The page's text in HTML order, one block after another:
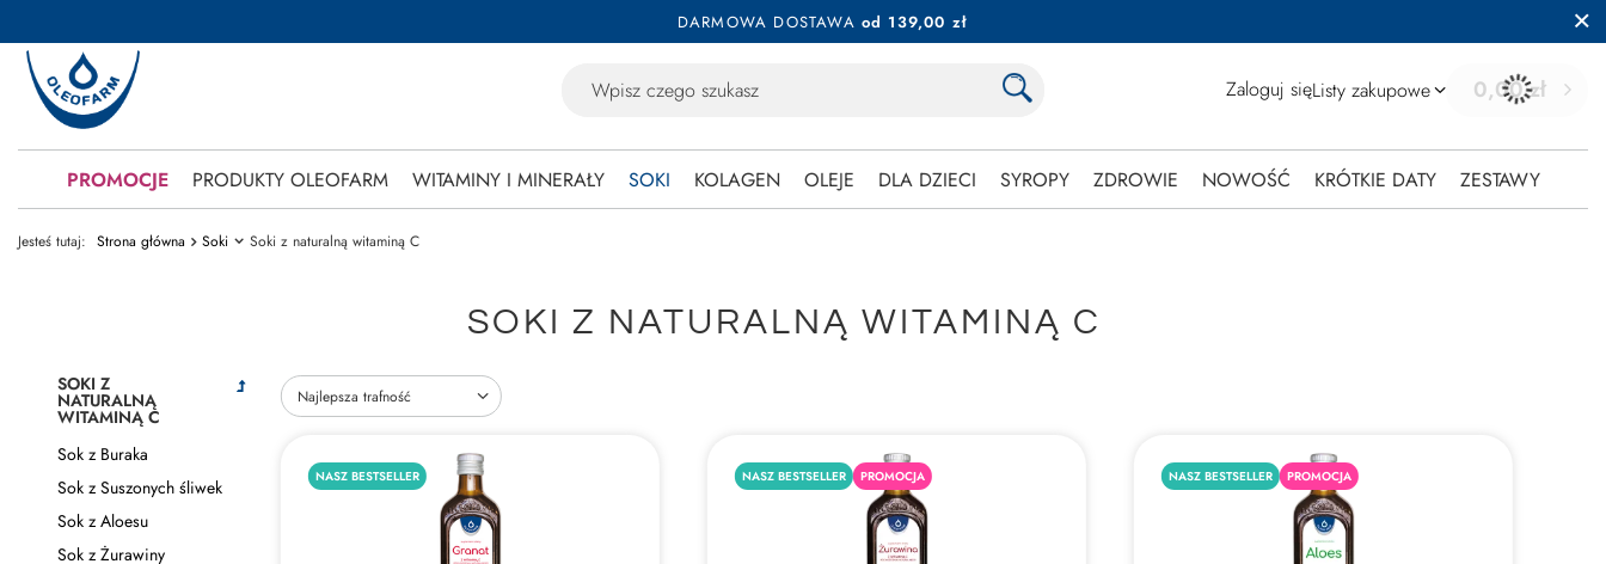
DARMOWA DOSTAWA od 139,00 zł
Zaloguj sięListy zakupowe 0,00 zł
PROMOCJE PRODUKTY OLEOFARM WITAMINY I MINERAŁY SOKI KOLAGEN OLEJE DLA DZIECI SYROPY ZDROWIE NOWOŚĆ KRÓTKIE DATY ZESTAWY
Jesteś tutaj: Strona główna Soki Soki z naturalną witaminą C
SOKI Z NATURALNĄ WITAMINĄ C
SOKI Z
NATURALNĄ
WITAMINĄ C
Sok z Buraka
Sok z Suszonych śliwek
Sok z Aloesu
Sok z Żurawiny
Zmień sortowanie
Najlepsza trafność
NASZ BESTSELLER NASZ BESTSELLER PROMOCJA NASZ BESTSELLER PROMOCJA